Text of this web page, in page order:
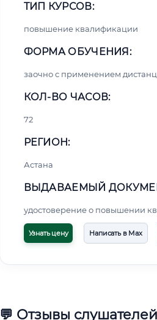
ТИП КУРСОВ:
повышение квалификации
ФОРМА ОБУЧЕНИЯ:
заочно с применением
КОЛ-ВО ЧАСОВ:
72
РЕГИОН:
Астана
ВЫДАВАЕМЫЙ
удостоверение о повышении
Узнать цену Написать в Max
💬 Отзывы слушателей